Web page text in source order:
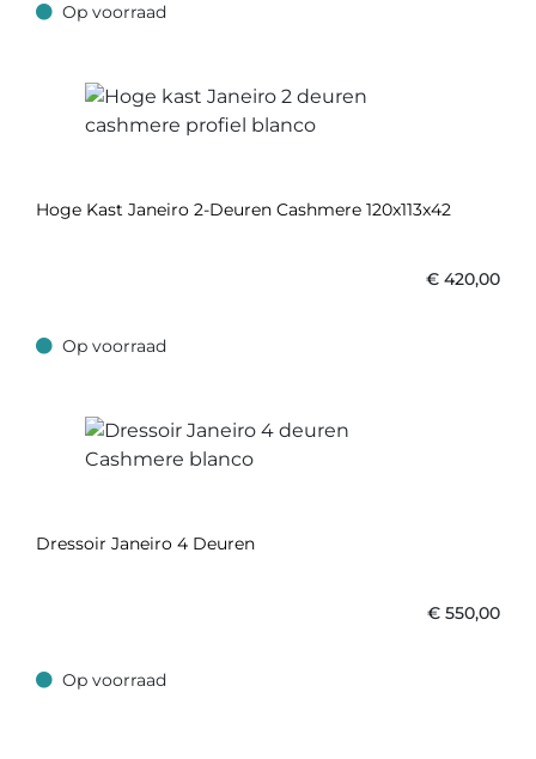
Op voorraad
Op voorraad
Hoge Kast Janeiro 2-Deuren Cashmere 120x113x42
€ 420,00
Op voorraad
Op voorraad
Dressoir Janeiro 4 Deuren
€ 550,00
Op voorraad
Op voorraad